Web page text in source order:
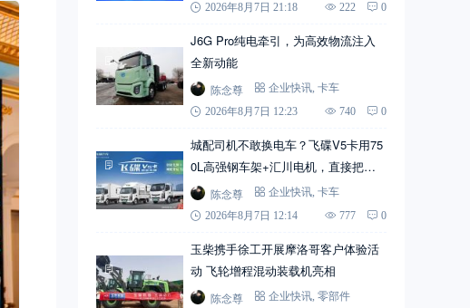
2026年8月7日 21:18
222 0
J6G Pro纯电牵引，为高效物流注入
全新动能
陈念尊 企业快讯 卡车
2026年8月7日 12:23
740 0
城配司机不敢换电车？飞碟V5卡用75
0L高强钢车架+汇川电机，直接把信
心拉满陈念尊 企业快讯 卡车
2026年8月7日 12:14
777 0
玉柴携手徐工开展摩洛哥客户体验活
动 飞轮增程混动装载机亮相
陈念尊 企业快讯 零部件